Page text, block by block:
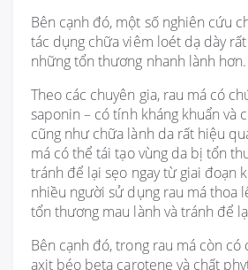
Bên cạnh đó, một số nghiên cứu
tác dụng chữa viêm loét dạ dày
những tổn thương nhanh lành hơn.
Theo các chuyên gia, rau má có
saponin – có tính kháng khuẩn và
cũng như chữa lành da rất hiệu
má có thể tái tạo vùng da bị tổn
tránh để lại sẹo ngay từ giai đoạn
nhiều người sử dụng rau má thoa
tổn thương mau lành và tránh để
Bên cạnh đó, trong rau má còn có
axit béo beta carotene và chất